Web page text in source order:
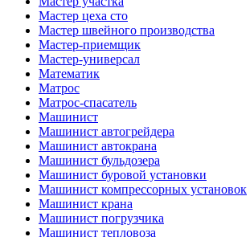
Мастер цеха сто
Мастер швейного производства
Мастер-приемщик
Мастер-универсал
Математик
Матрос
Матрос-спасатель
Машинист
Машинист автогрейдера
Машинист автокрана
Машинист бульдозера
Машинист буровой установки
Машинист компрессорных установок
Машинист крана
Машинист погрузчика
Машинист тепловоза